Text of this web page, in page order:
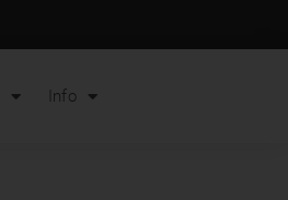
Info